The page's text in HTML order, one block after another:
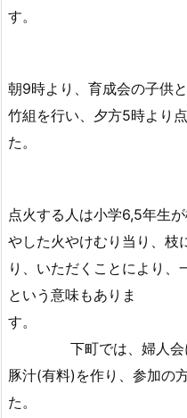
朝9時より、育成会の子供
竹組を行い、夕方5時より
点火する人は小学6,5年生
やした火やけむり当り、枝
り、いただくことにより、
という意味もありま
下町では、婦人会に
豚汁(有料)を作り、参加の